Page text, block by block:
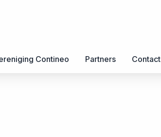
Contineo Partners Contact